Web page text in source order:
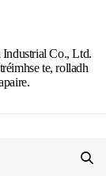
Industrial Co., Ltd.
te, rolladh